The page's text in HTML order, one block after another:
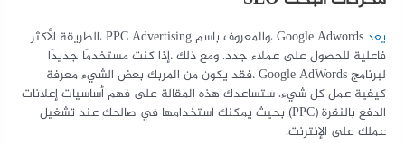
يعد
Google Adwords ،والمعروف باسم PPC Advertising ،الطريقة الأكثر
فاعلية للحصول على عملاء جدد. ومع ذلك ،إذا كنت مستخدمًا جديدًا
لبرنامج Google AdWords ،فقد يكون من المربك بعض الشيء معرفة
كيفية عمل كل شيء. ستساعدك هذه المقالة على فهم أساسيات إعلانات
الدفع بالنقرة (PPC) بحيث يمكنك استخدامها في صالحك عند تشغيل
عملك على الإنترنت.